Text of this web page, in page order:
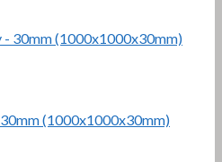
(1000x1000x30mm)